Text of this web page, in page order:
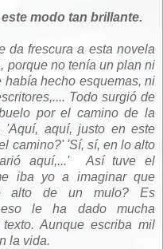
modo tan brillante.
da frescura a esta novela
porque no tenía un plan ni
hecho esquemas, ni
Todo surgió de
por el camino de la
aquí, justo en este
camino?' 'Sí, sí, en lo alto
aquí,...' Así tuve el
iba yo a imaginar que
alto de un mulo? Es
le ha dado mucha
Aunque escriba mil
la vida.